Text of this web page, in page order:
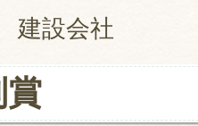
設会社
賞